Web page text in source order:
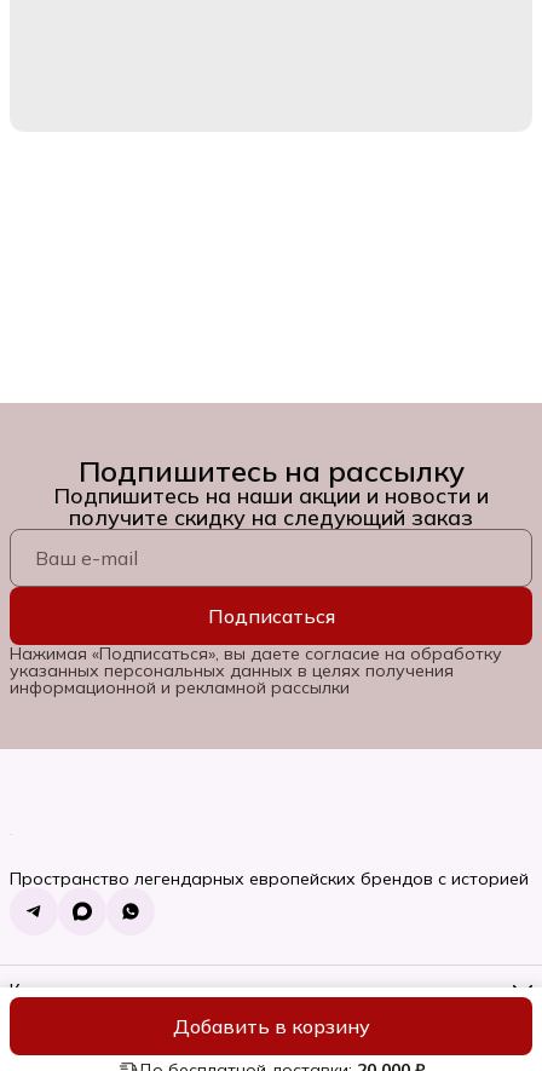
Добавить в корзину
Подпишитесь на рассылку
Подпишитесь на наши акции и новости и
получите скидку на следующий заказ
Подписаться
Нажимая «Подписаться», вы даете согласие на обработку
указанных персональных данных в целях получения
информационной и рекламной рассылки
Пространство легендарных европейских брендов с историей
Контакты
Режим работы
ИП Семяновская Ольга СергеевнаОплатаДоставкаПравила